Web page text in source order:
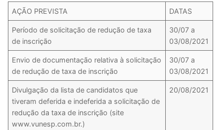
AÇÃO PREVISTA DATAS
Período de solicitação de redução de taxa
de inscrição
30/07 a
03/08/2021
Envio de documentação relativa à solicitação
de redução de taxa de inscrição
30/07 a
03/08/2021
Divulgação da lista de candidatos que
tiveram deferida e indeferida a solicitação de
redução da taxa de inscrição (site
www.vunesp.com.br.)
20/08/2021